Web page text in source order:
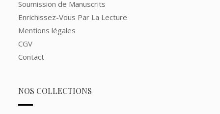
Soumission de Manuscrits
Enrichissez-Vous Par La Lecture
Mentions légales
CGV
Contact
NOS COLLECTIONS